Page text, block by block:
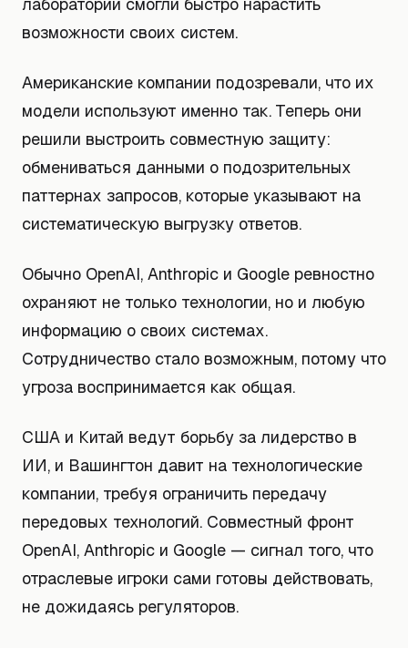
возможности своих систем.
Американские компании подозревали, что их
модели используют именно так. Теперь они
решили выстроить совместную защиту:
обмениваться данными о подозрительных
паттернах запросов, которые указывают на
систематическую выгрузку ответов.
Обычно OpenAI, Anthropic и Google ревностно
охраняют не только технологии, но и любую
информацию о своих системах.
Сотрудничество стало возможным, потому что
угроза воспринимается как общая.
США и Китай ведут борьбу за лидерство в
ИИ, и Вашингтон давит на технологические
компании, требуя ограничить передачу
передовых технологий. Совместный фронт
OpenAI, Anthropic и Google — сигнал того, что
отраслевые игроки сами готовы действовать,
не дожидаясь регуляторов.